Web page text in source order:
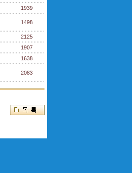
1939
1498
2125
1907
1638
2083